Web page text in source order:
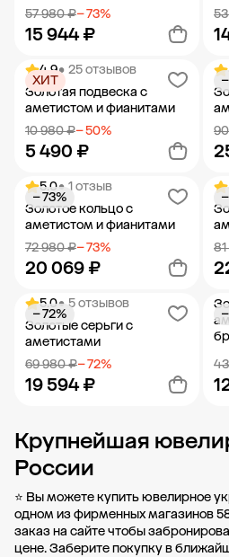
57 980 ₽− 73%
15 944 ₽
Добавить в корзину
4.9• 25 отзывов
Золотая подвеска с
аметистом и фианитами
10 980 ₽− 50%
5 490 ₽
ХИТ
Добавить в корзину
5.0• 1 отзыв
Золотое кольцо с
аметистом и фианитами
72 980 ₽− 73%
20 069 ₽
− 73%
Добавить в корзину
5.0• 5 отзывов
Золотые серьги с
аметистами
69 980 ₽− 72%
19 594 ₽
− 72%
Добавить в корзину
Крупнейшая
России
⭐ Вы можете купить ювелирное
одном из фирменных магазинов
заказ на сайте чтобы
цене. Заберите покупку в